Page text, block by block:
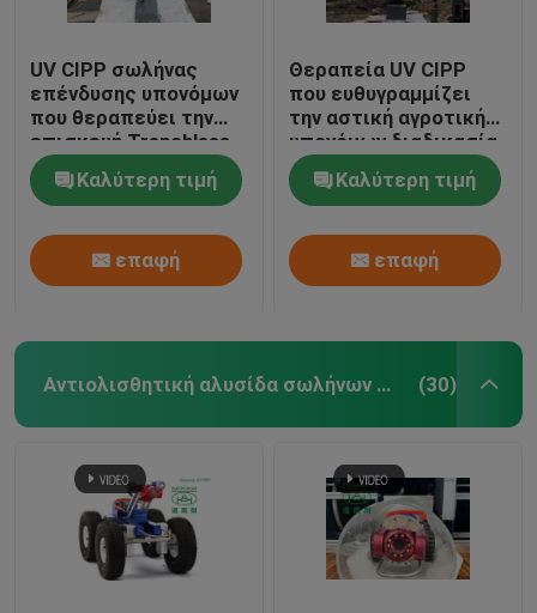
UV CIPP σωλήνας
επένδυσης υπονόμων
που θεραπεύει την
επισκευή Trenchless
στα δίκτυα σωλήνων
λυμάτων όμβριων
υδάτων
Καλύτερη τιμή
επαφή
Θεραπεία UV CIPP
που ευθυγραμμίζει
την αστική αγροτική
υπονόμων διαδικασία
επένδυσης σωλήνων
σωλήνων
θεραπευμένη
επισκευή σε ισχύ
Καλύτερη τιμή
επαφή
Αντιολισθητική αλυσίδα σωλήνων CCTV (30)